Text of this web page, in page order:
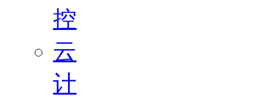
控
云
计